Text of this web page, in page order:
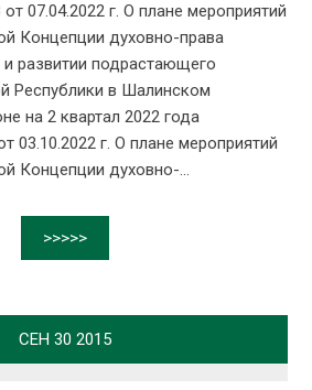
07.04.2022 г. О плане мероприятий
Концепции духовно-права
и развитии подрастающего
Республики в Шалинском
на 2 квартал 2022 года
03.10.2022 г. О плане мероприятий
Концепции духовно-...
>>>>>
СЕН 30 2015